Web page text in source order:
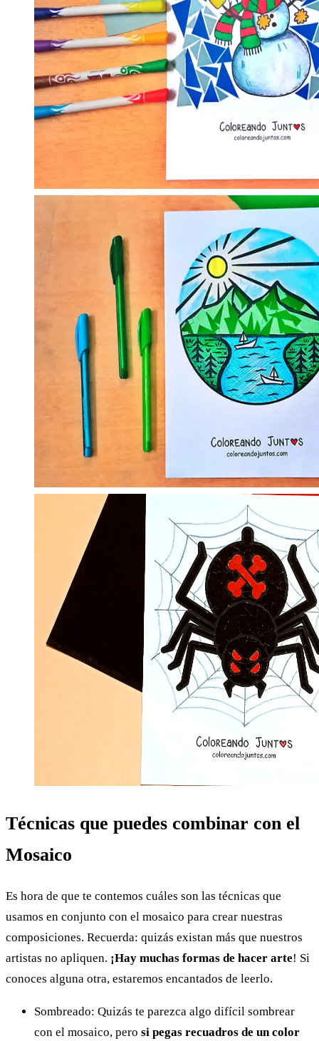
Técnicas que puedes combinar con el
Mosaico
Es hora de que te contemos cuáles son las técnicas que
usamos en conjunto con el mosaico para crear nuestras
composiciones. Recuerda: quizás existan más que nuestros
artistas no apliquen. ¡Hay muchas formas de hacer arte! Si
conoces alguna otra, estaremos encantados de leerlo.
Sombreado: Quizás te parezca algo difícil sombrear
con el mosaico, pero si pegas recuadros de un color